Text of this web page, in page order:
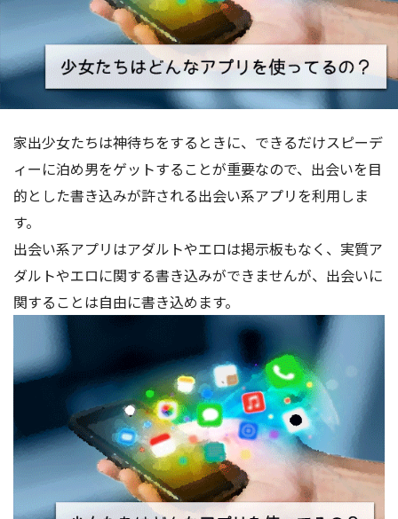
家出少女たちは神待ちをするときに、できるだけスピーデ
ィーに泊め男をゲットすることが重要なので、出会いを目
的とした書き込みが許される出会い系アプリを利用しま
す。
出会い系アプリはアダルトやエロは掲示板もなく、実質ア
ダルトやエロに関する書き込みができませんが、出会いに
関することは自由に書き込めます。